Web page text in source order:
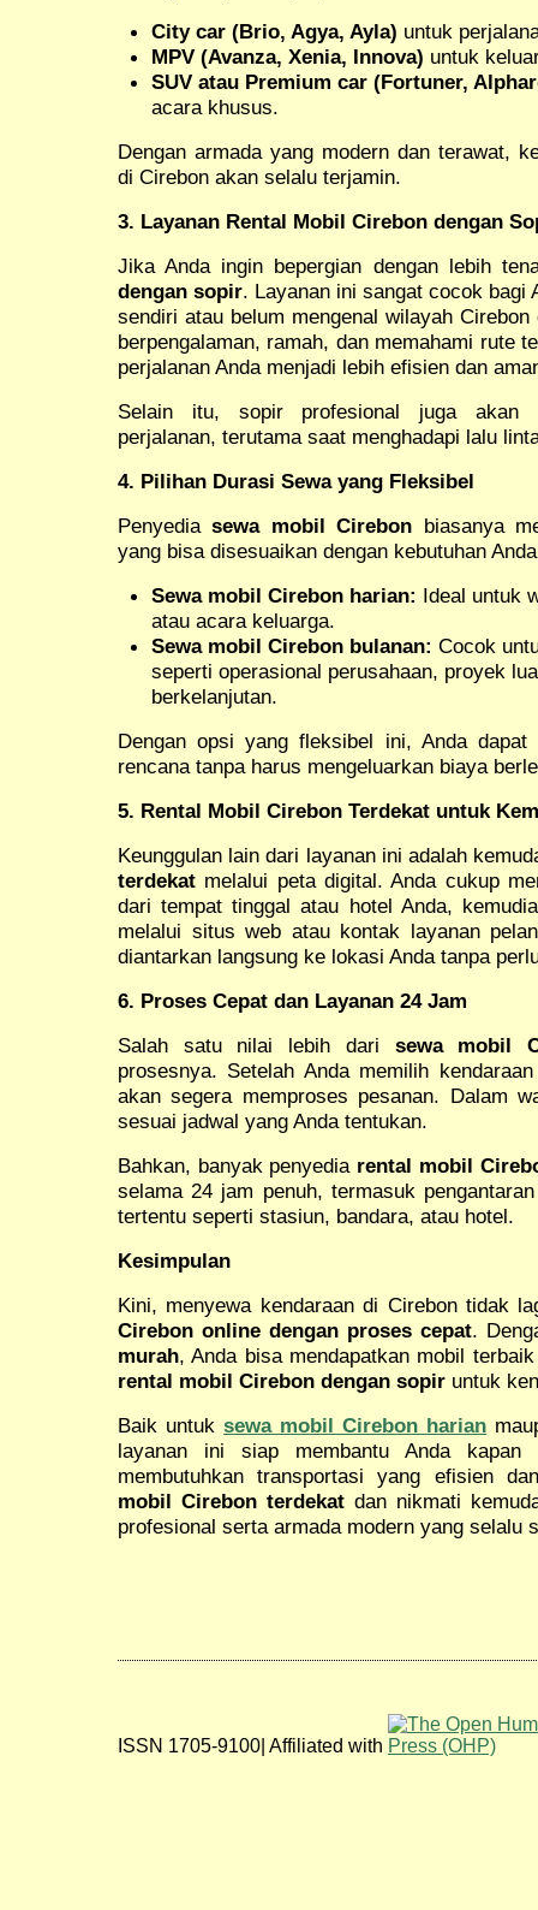
City car (Brio, Agya, Ayla) untuk
MPV (Avanza, Xenia, Innova) untuk
SUV atau Premium car (Fortuner,
acara khusus.
Dengan armada yang modern dan terawat,
di Cirebon akan selalu terjamin.
3. Layanan Rental Mobil Cirebon dengan
Jika Anda ingin bepergian dengan lebih
dengan sopir. Layanan ini sangat cocok bagi
sendiri atau belum mengenal wilayah
berpengalaman, ramah, dan memahami rute
perjalanan Anda menjadi lebih efisien dan
Selain itu, sopir profesional juga akan
perjalanan, terutama saat menghadapi lalu
4. Pilihan Durasi Sewa yang Fleksibel
Penyediasewa mobil Cirebon biasanya
yang bisa disesuaikan dengan kebutuhan
Sewa mobil Cirebon harian: Ideal untuk
atau acara keluarga.
Sewa mobil Cirebon bulanan: Cocok
seperti operasional perusahaan, proyek
berkelanjutan.
Dengan opsi yang fleksibel ini, Anda
rencana tanpa harus mengeluarkan biaya
5. Rental Mobil Cirebon Terdekat untuk
Keunggulan lain dari layanan ini adalah
terdekat melalui peta digital. Anda cukup
dari tempat tinggal atau hotel Anda,
melalui situs web atau kontak layanan
diantarkan langsung ke lokasi Anda tanpa
6. Proses Cepat dan Layanan 24 Jam
Salah satu nilai lebih dari sewa mobil
prosesnya. Setelah Anda memilih
akan segera memproses pesanan. Dalam
sesuai jadwal yang Anda tentukan.
Bahkan, banyak penyedia rental mobil
selama 24 jam penuh, termasuk
tertentu seperti stasiun, bandara, atau hotel.
Kesimpulan
Kini, menyewa kendaraan di Cirebon tidak
Cirebon online dengan proses cepat.
murah, Anda bisa mendapatkan mobil
rental mobil Cirebon dengan sopir untuk
Baik untuksewa mobil Cirebon harian
layanan ini siap membantu Anda
membutuhkan transportasi yang efisien
mobil Cirebon terdekatdan nikmati
profesional serta armada modern yang selalu
ISSN 1705-9100| Affiliated with